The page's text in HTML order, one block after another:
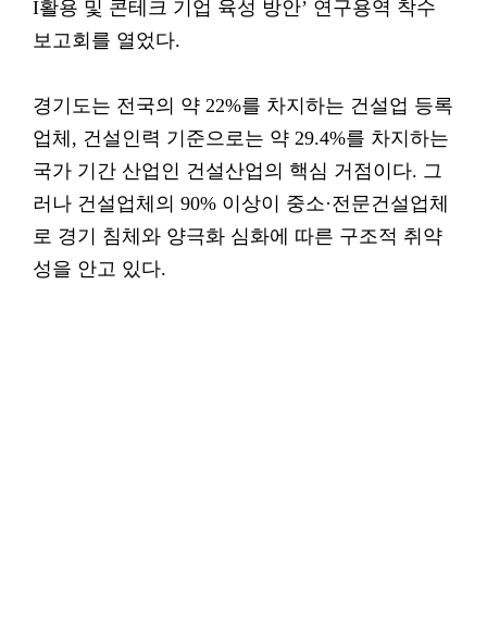
I활용 및 콘테크 기업 육성 방안’ 연구용역 착수
보고회를 열었다.
경기도는 전국의 약 22%를 차지하는 건설업 등록
업체, 건설인력 기준으로는 약 29.4%를 차지하는
국가 기간 산업인 건설산업의 핵심 거점이다. 그
러나 건설업체의 90% 이상이 중소·전문건설업체
로 경기 침체와 양극화 심화에 따른 구조적 취약
성을 안고 있다.